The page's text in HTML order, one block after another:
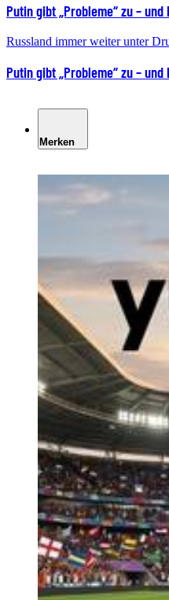
Putin gibt „Probleme“ zu –
Russland immer weiter unter
Putin gibt „Probleme“ zu –
Merken